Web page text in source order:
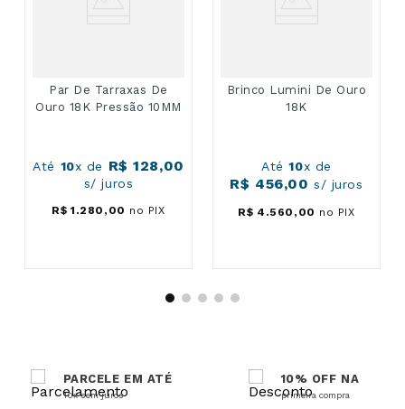
Par De Tarraxas De
Ouro 18K Pressão 10MM
Até 10x de R$ 128,00
s/ juros
R$ 1 .280 , 00 no PIX
Brinco Lumini De Ouro
18K
Até10x de
R$ 456,00 s/ juros
R$ 4 .560 , 00 no PIX
PARCELE EM ATÉ
10x sem juros
10% OFF NA
primeira compra